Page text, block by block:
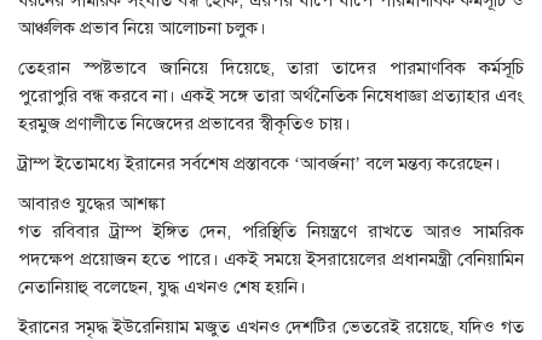
আঞ্চলিক প্রভাব নিয়ে আলোচনা চলুক।
তেহরান স্পষ্টভাবে জানিয়ে দিয়েছে, তারা তাদের পারমাণবিক কর্মসূচি
পুরোপুরি বন্ধ করবে না। একই সঙ্গে তারা অর্থনৈতিক নিষেধাজ্ঞা প্রত্যাহার এবং
হরমুজ প্রণালীতে নিজেদের প্রভাবের স্বীকৃতিও চায়।
ট্রাম্প ইতোমধ্যে ইরানের সর্বশেষ প্রস্তাবকে ‘আবর্জনা’ বলে মন্তব্য করেছেন।
আবারও যুদ্ধের আশঙ্কা
গত রবিবার ট্রাম্প ইঙ্গিত দেন, পরিস্থিতি নিয়ন্ত্রণে রাখতে আরও সামরিক
পদক্ষেপ প্রয়োজন হতে পারে। একই সময়ে ইসরায়েলের প্রধানমন্ত্রী বেনিয়ামিন
নেতানিয়াহু বলেছেন, যুদ্ধ এখনও শেষ হয়নি।
ইরানের সমৃদ্ধ ইউরেনিয়াম মজুত এখনও দেশটির ভেতরেই রয়েছে, যদিও গত